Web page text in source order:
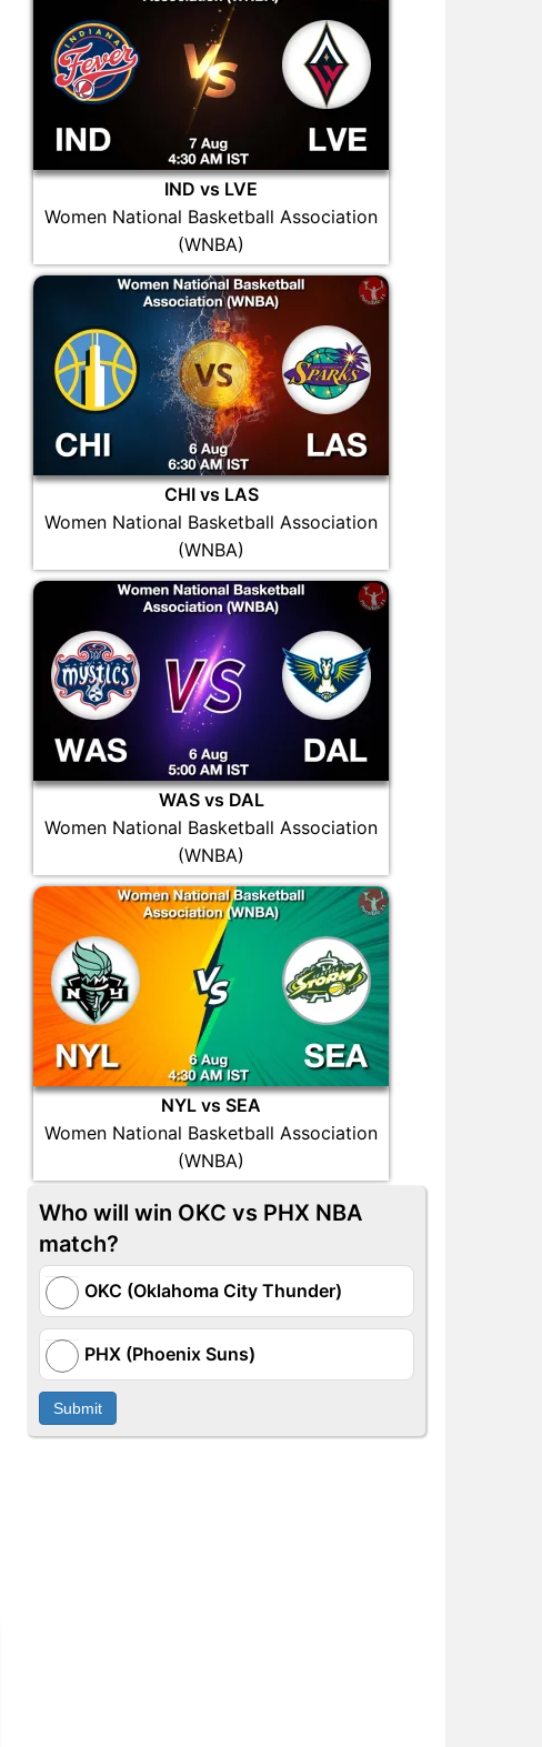
IND vs LVE
Women National Basketball Association
(WNBA)
CHI vs LAS
Women National Basketball Association
(WNBA)
WAS vs DAL
Women National Basketball Association
(WNBA)
NYL vs SEA
Women National Basketball Association
(WNBA)
Who will win OKC vs PHX NBA
match?
OKC (Oklahoma City Thunder)
PHX (Phoenix Suns)
Submit